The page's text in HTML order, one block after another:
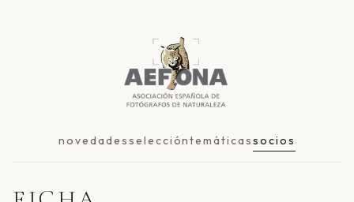
novedadesseleccióntemáticassocios